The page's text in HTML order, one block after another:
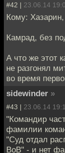
#42 | 23.06.14
Кому: Хазарин,
Камрад, без
А что же этот
не разгонял
во время
sidewinder »
#43 | 23.06.14
"Командир
фамилии
"Суд отдал
ВоВ" - и нет